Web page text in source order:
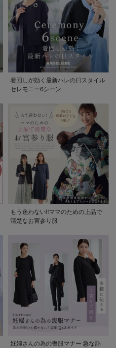
着回しが効く最新ハレの日スタイル
セレモニー6シーン
もう迷わない!!ママのための上品で
清楚なお宮参り服
妊婦さんの為の喪服マナー 急な訃